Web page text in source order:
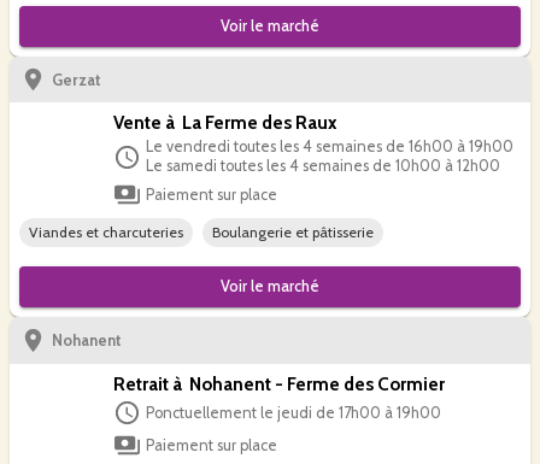
Voir le marché
Gerzat
Vente à La Ferme des Raux
Le vendredi toutes les 4 semaines de 16h00 à 19h00
Le samedi toutes les 4 semaines de 10h00 à 12h00
Paiement sur place
Viandes et charcuteries Boulangerie et pâtisserie
Voir le marché
Nohanent
Retrait à Nohanent - Ferme des Cormier
Ponctuellement le jeudi de 17h00 à 19h00
Paiement sur place